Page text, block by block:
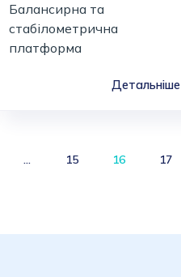
Балансирна та
стабілометрична
платформа
Детальніше
… 15 16 17